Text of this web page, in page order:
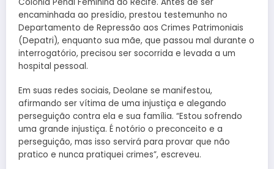
encaminhada ao presídio, prestou testemunho no
Departamento de Repressão aos Crimes Patrimoniais
(Depatri), enquanto sua mãe, que passou mal durante o
interrogatório, precisou ser socorrida e levada a um
hospital pessoal.
Em suas redes sociais, Deolane se manifestou,
afirmando ser vítima de uma injustiça e alegando
perseguição contra ela e sua família. “Estou sofrendo
uma grande injustiça. É notório o preconceito e a
perseguição, mas isso servirá para provar que não
pratico e nunca pratiquei crimes”, escreveu.